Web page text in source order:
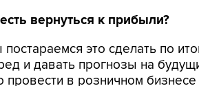
вернуться к прибыли?
это сделать по
и давать прогнозы на
провести в розничном